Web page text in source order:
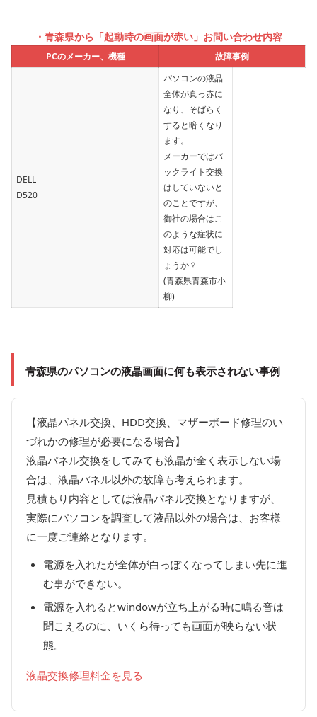
・青森県から「起動時の画面が赤い」お問い合わせ内容
PCのメーカー、機種 故障事例
DELL
D520
パソコンの液晶
全体が真っ赤に
なり、そばらく
すると暗くなり
ます。
メーカーではバ
ックライト交換
はしていないと
のことですが、
御社の場合はこ
のような症状に
対応は可能でし
ょうか？
(青森県青森市小
柳)
青森県のパソコンの液晶画面に何も表示されない事例
【液晶パネル交換、HDD交換、マザーボード修理のい
づれかの修理が必要になる場合】
液晶パネル交換をしてみても液晶が全く表示しない場
合は、液晶パネル以外の故障も考えられます。
見積もり内容としては液晶パネル交換となりますが、
実際にパソコンを調査して液晶以外の場合は、お客様
に一度ご連絡となります。
電源を入れたが全体が白っぽくなってしまい先に進
む事ができない。
電源を入れるとwindowが立ち上がる時に鳴る音は
聞こえるのに、いくら待っても画面が映らない状
態。
液晶交換修理料金を見る